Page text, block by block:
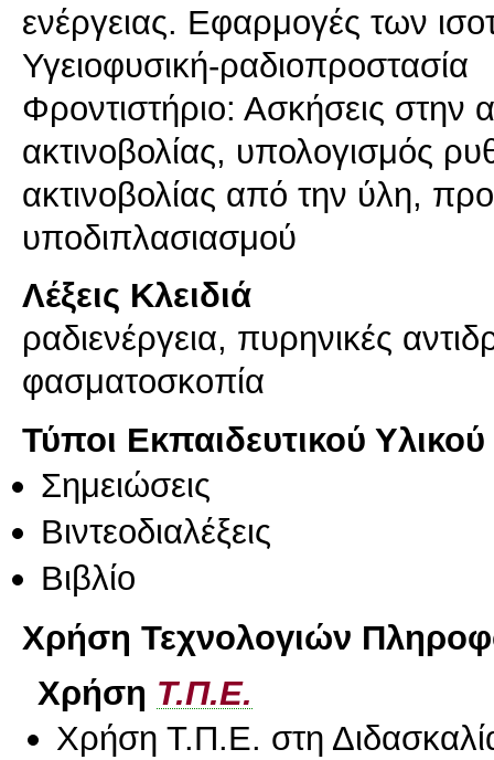
ενέργειας. Εφαρμογές των
Υγειοφυσική-ραδιοπροστασία
Φροντιστήριο: Ασκήσεις στην
ακτινοβολίας, υπολογισμός
ακτινοβολίας από την ύλη,
Λέξεις Κλειδιά
ραδιενέργεια, πυρηνικές
φασματοσκοπία
Τύποι Εκπαιδευτικού Υλικού
Σημειώσεις
Βιντεοδιαλέξεις
Βιβλίο
Χρήση Τεχνολογιών
Χρήση Τ.Π.Ε.
Χρήση Τ.Π.Ε. στη